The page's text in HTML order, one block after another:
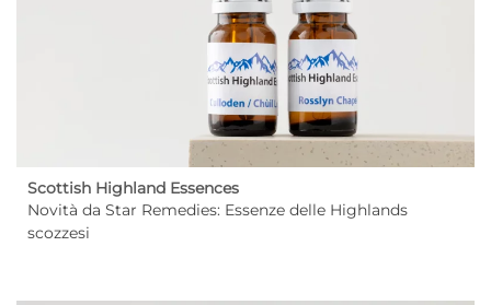
Scottish Highland Essences
Novità da Star Remedies: Essenze delle Highlands
scozzesi